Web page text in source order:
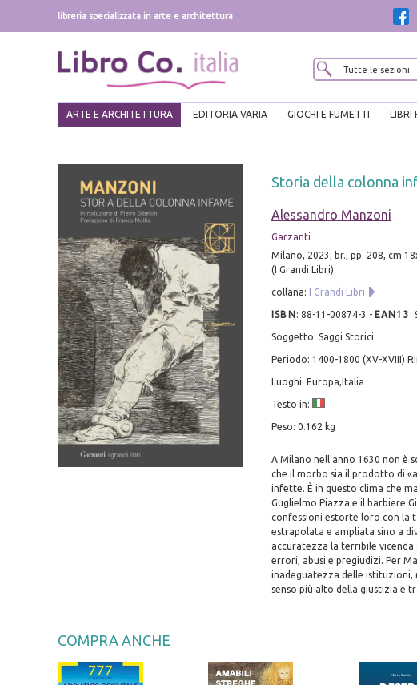
libreria specializzata in arte e architettura
ARTE E ARCHITETTURA EDITORIA VARIA GIOCHI E FUMETTI
Storia della colonna
Alessandro Manzoni
Garzanti
Milano, 2023; br., pp. 208, cm
(I Grandi Libri).
collana: I Grandi Libri
ISBN : 88-11-00874-3 - EAN13 :
Soggetto: Saggi Storici
Periodo: 1400-1800 (XV-XVIII)
Luoghi: Europa,Italia
Testo in:
Peso: 0.162 kg
A Milano nell'anno 1630 non è
che il morbo sia il prodotto di
infette. È in questo clima che
Guglielmo Piazza e il barbiere
confessioni estorte loro con la
estrapolata e ampliata sino a
accuratezza la terribile
errori, abusi e pregiudizi. Per
inadeguatezza delle istituzioni,
senso più alto della giustizia e
COMPRA ANCHE